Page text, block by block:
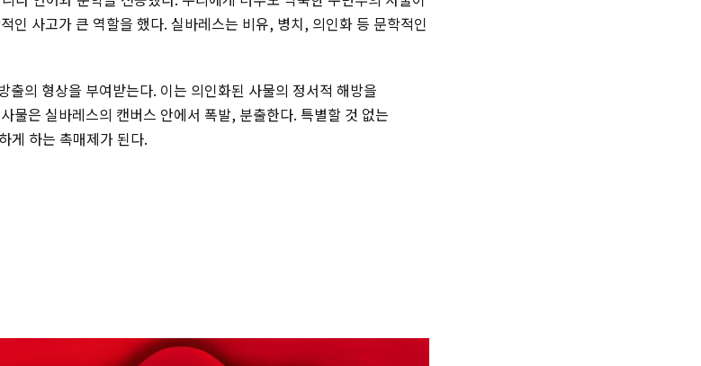
인 사고가 큰 역할을 했다. 실바레스는 비유, 병치, 의인화 등 문학적인
출의 형상을 부여받는다. 이는 의인화된 사물의 정서적 해방을
물은 실바레스의 캔버스 안에서 폭발, 분출한다. 특별할 것 없는
게 하는 촉매제가 된다.